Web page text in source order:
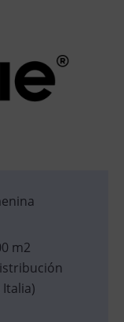
m2
Italia)